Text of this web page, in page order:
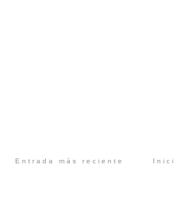
Entrada más reciente